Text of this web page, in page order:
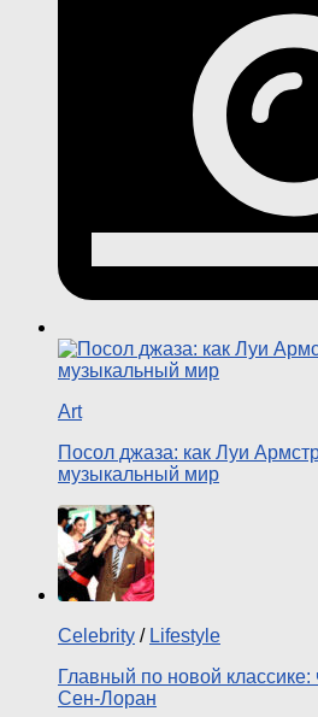
Art
Посол джаза: как Луи
музыкальный мир
Celebrity / Lifestyle
Главный по новой
Сен-Лоран